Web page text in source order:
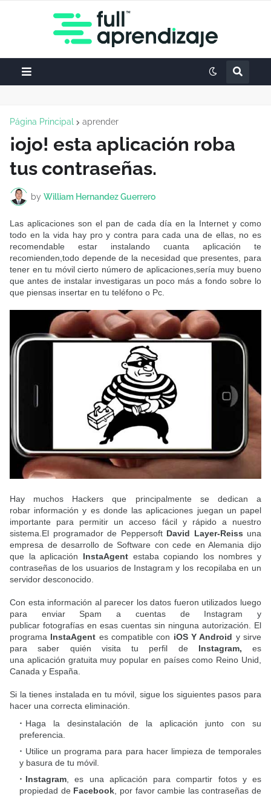
Página Principal aprender
¡ojo! esta aplicación roba
tus contraseñas.
by William Hernandez Guerrero
Las aplicaciones son el pan de cada día en la Internet y como
todo en la vida hay pro y contra para cada una de ellas, no es
recomendable estar instalando cuanta aplicación te
recomienden,todo depende de la necesidad que presentes, para
tener en tu móvil cierto número de aplicaciones,sería muy bueno
que antes de instalar investigaras un poco más a fondo sobre lo
que piensas insertar en tu teléfono o Pc.
Hay muchos Hackers que principalmente se dedican a
robar información y es donde las aplicaciones juegan un papel
importante para permitir un acceso fácil y rápido a nuestro
sistema.El programador de Peppersoft David Layer-Reiss una
empresa de desarrollo de Software con cede en Alemania dijo
que la aplicación InstaAgent estaba copiando los nombres y
contraseñas de los usuarios de Instagram y los recopilaba en un
servidor desconocido.
Con esta información al parecer los datos fueron utilizados luego
para enviar Spam a cuentas de Instagram y
publicar fotografías en esas cuentas sin ninguna autorización. El
programa InstaAgent es compatible con iOS Y Android y sirve
para saber quién visita tu perfil de Instagram, es
una aplicación gratuita muy popular en países como Reino Unid,
Canada y España.
Si la tienes instalada en tu móvil, sigue los siguientes pasos para
hacer una correcta eliminación.
Haga la desinstalación de la aplicación junto con su
preferencia.
Utilice un programa para para hacer limpieza de temporales
y basura de tu móvil.
Instagram , es una aplicación para compartir fotos y es
propiedad de Facebook , por favor cambie las contraseñas de